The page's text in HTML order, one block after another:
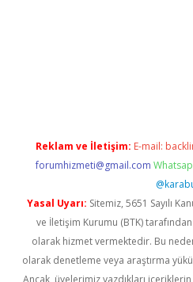
Reklam ve İletişim: E-mail:
forumhizmeti@gmail.com
Yasal Uyarı: Sitemiz, 5651 Sayılı
ve İletişim Kurumu (BTK)
olarak hizmet vermektedir. Bu
olarak denetleme veya araştırma
Ancak, üyelerimiz yazdıkları